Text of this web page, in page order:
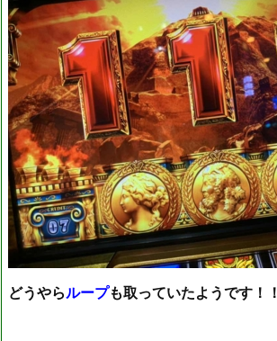
どうやらループも取っていたようです！！